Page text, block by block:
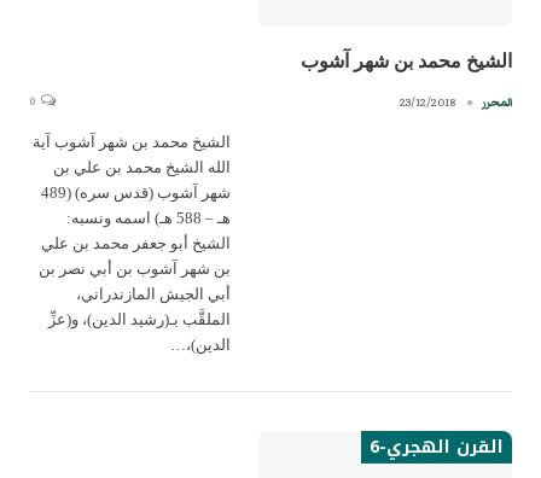
الشيخ محمد بن شهر آشوب
المحرر 23/12/2018
الشيخ محمد بن شهر آشوب آية
الله الشيخ محمد بن علي بن
شهر آشوب (قدس سره) (489
هـ – 588 هـ) اسمه ونسبه:
الشيخ أبو جعفر محمد بن علي
بن شهر آشوب بن أبي نصر بن
أبي الجيش المازندراني،
الملقَّب بـ(رشيد الدين)، و(عزِّ
الدين)،…
القرن الهجري-6